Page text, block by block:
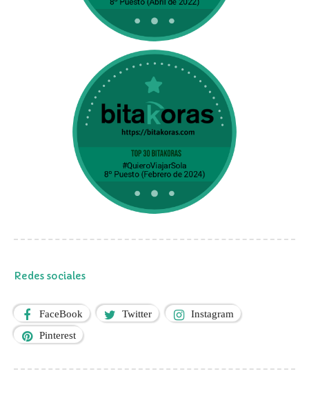
Redes sociales
FaceBook Twitter Instagram
Pinterest